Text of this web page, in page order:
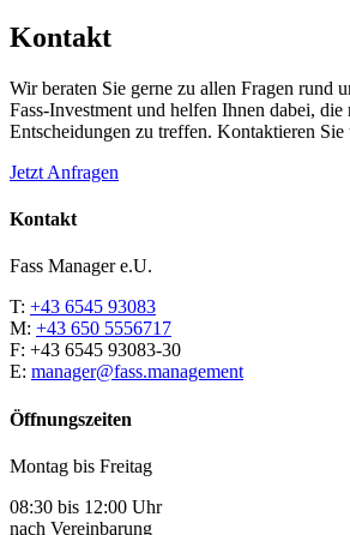
Kontakt
Wir beraten Sie gerne zu allen Fragen rund
Fass-Investment und helfen Ihnen dabei, die
Entscheidungen zu treffen. Kontaktieren Sie
Jetzt Anfragen
Kontakt
Fass Manager e.U.
T: +43 6545 93083
M: +43 650 5556717
F: +43 6545 93083-30
E: manager@fass.management
Öffnungszeiten
Montag bis Freitag
08:30 bis 12:00 Uhr
nach Vereinbarung